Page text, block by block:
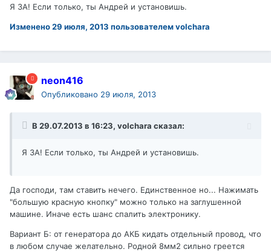
Я ЗА! Если только, ты Андрей и установишь.
Изменено29 июля, 2013 пользователем volchara
neon416
Опубликовано 29 июля, 2013
В 29.07.2013 в 16:23, volchara сказал:
Я ЗА! Если только, ты Андрей и установишь.
Да господи, там ставить нечего. Единственное но... Нажимать
"большую красную кнопку" можно только на заглушенной
машине. Иначе есть шанс спалить электронику.
Вариант Б: от генератора до АКБ кидать отдельный провод, что
в любом случае желательно. Родной 8мм2 сильно греется